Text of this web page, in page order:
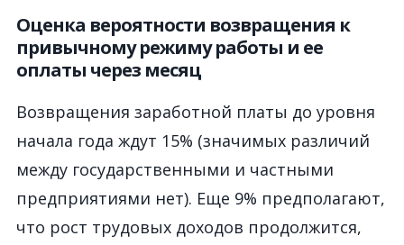
Оценка вероятности возвращения к
привычному режиму работы и ее
оплаты через месяц
Возвращения заработной платы до уровня
начала года ждут 15% (значимых различий
между государственными и частными
предприятиями нет). Еще 9% предполагают,
что рост трудовых доходов продолжится,